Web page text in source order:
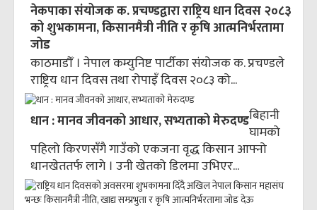
नेकपाका संयोजक क. प्रचण्डद्वारा राष्ट्रिय धान दिवस २०८३
को शुभकामना, किसानमैत्री नीति र कृषि आत्मनिर्भरतामा
जोड
काठमाडौँ । नेपाल कम्युनिष्ट पार्टीका संयोजक क. प्रचण्डले
राष्ट्रिय धान दिवस तथा रोपाइँ दिवस २०८३ को...
धान : मानव जीवनको आधार, सभ्यताको मेरुदण्डबिहानी
घामको
पहिलो किरणसँगै गाउँको एकजना वृद्ध किसान आफ्नो
धानखेततर्फ लागे । उनी खेतको डिलमा उभिएर...